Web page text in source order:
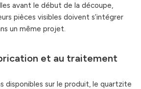
avant le début de la découpe,
pièces visibles doivent s’intégrer
un même projet.
et au traitement
disponibles sur le produit, le quartzite